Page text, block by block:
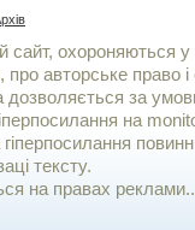
сайт, охороняються у
авторське право і
за
на
тексту.
на правах реклами..